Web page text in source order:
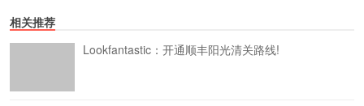
相关推荐
Lookfantastic：开通顺丰阳光清关路线!